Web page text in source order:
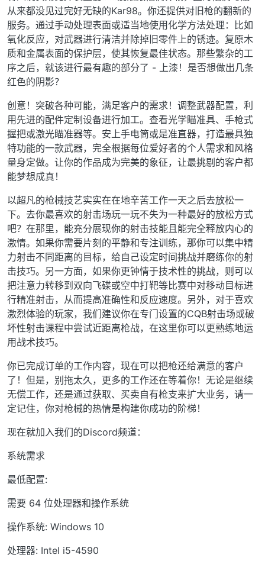
从来都没见过完好无缺的Kar98。你还提供对旧枪的翻新的
服务。通过手动处理表面或适当地使用化学方法处理：比如
氧化反应，对武器进行清洁并除掉旧零件上的锈迹。复原木
质和金属表面的保护层，使其恢复最佳状态。那些繁杂的工
序之后，就该进行最有趣的部分了 - 上漆！是否想做出几条
红色的阴影？
创意！突破各种可能，满足客户的需求！调整武器配置，利
用先进的配件定制设备进行加工。查看光学瞄准具、手枪式
握把或激光瞄准器等。安上手电筒或是准直器，打造最具独
特功能的一款武器，完全根据每位爱好者的个人需求和风格
量身定做。让你的作品成为完美的象征，让最挑剔的客户都
能梦想成真！
以超凡的枪械技艺实实在在地辛苦工作一天之后去放松一
下。去你最喜欢的射击场玩一玩不失为一种最好的放松方式
吧？在那里，能充分展现你的射击技能且能完全释放内心的
激情。如果你需要片刻的平静和专注训练，那你可以集中精
力射击不同距离的目标，给自己设定时间挑战并磨练你的射
击技巧。另一方面，如果你更钟情于技术性的挑战，则可以
把注意力转移到双向飞碟或空中打靶等比赛中对移动目标进
行精准射击，从而提高准确性和反应速度。另外，对于喜欢
激烈体验的玩家，我们建议你在专门设置的CQB射击场或破
坏性射击课程中尝试近距离枪战，在这里你可以更熟练地运
用战术技巧。
你已完成订单的工作内容，现在可以把枪还给满意的客户
了！但是，别拖太久，更多的工作还在等着你！无论是继续
无偿工作，还是通过获取、买卖自有枪支来扩大业务，请一
定记住，你对枪械的热情是构建你成功的阶梯！
现在就加入我们的Discord频道：
系统需求
最低配置:
需要 64 位处理器和操作系统
操作系统: Windows 10
处理器: Intel i5-4590